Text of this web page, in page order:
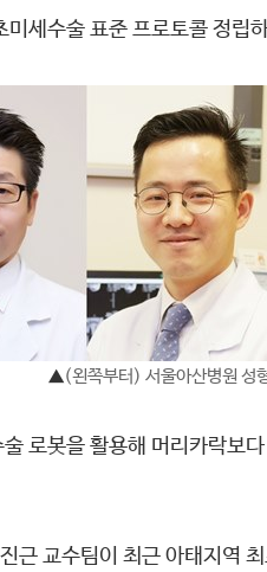
미세수술 표준 프로토콜 정립
▲(왼쪽부터) 서울아산병원 성
로봇을 활용해 머리카락보
근 교수팀이 최근 아태지